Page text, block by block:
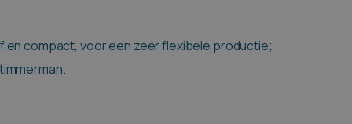
compact, voor een zeer flexibele productie;